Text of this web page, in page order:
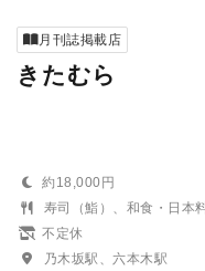
月刊誌掲載店
きたむら
約18,000円
寿司（鮨）、和食・日本
不定休
乃木坂駅、六本木駅